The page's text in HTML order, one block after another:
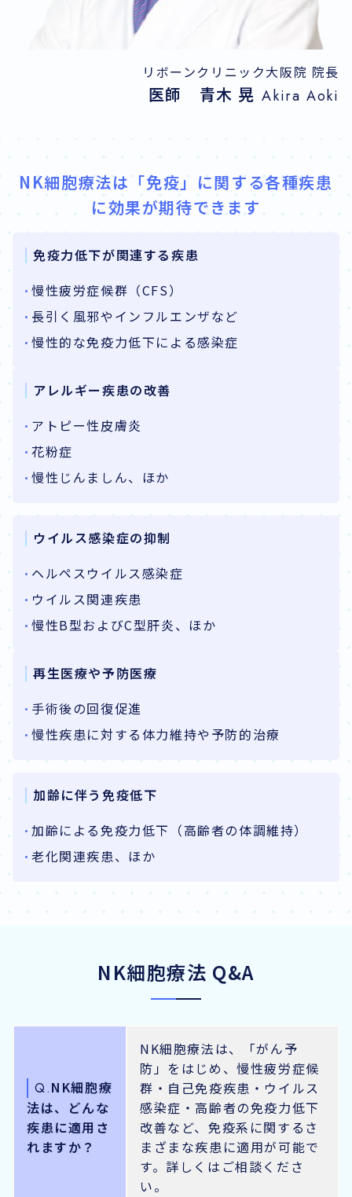
リボーンクリニック大阪院 院長
医師 青木 晃 Akira Aoki
NK細胞療法は「免疫」に関する各種疾患
に効果が期待できます
免疫力低下が関連する疾患
慢性疲労症候群（CFS）
長引く風邪やインフルエンザなど
慢性的な免疫力低下による感染症
アレルギー疾患の改善
アトピー性皮膚炎
花粉症
慢性じんましん、ほか
ウイルス感染症の抑制
ヘルペスウイルス感染症
ウイルス関連疾患
慢性B型およびC型肝炎、ほか
再生医療や予防医療
手術後の回復促進
慢性疾患に対する体力維持や予防的治療
加齢に伴う免疫低下
加齢による免疫力低下（高齢者の体調維持）
老化関連疾患、ほか
NK細胞療法 Q&A
Q.NK細胞療
法は、どんな
疾患に適用さ
れますか？
NK細胞療法は、「がん予
防」をはじめ、慢性疲労症候
群・自己免疫疾患・ウイルス
感染症・高齢者の免疫力低下
改善など、免疫系に関するさ
まざまな疾患に適用が可能で
す。詳しくはご相談くださ
い。